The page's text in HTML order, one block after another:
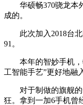
华硕畅370骁龙本外
成的。
此次加入2018台北
91。
本年的智妙手机，
工智能手艺”更好地融
对于制做的旗舰的一
狂。拿到一加6手机曾